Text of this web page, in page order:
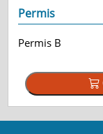
Permis
Permis B